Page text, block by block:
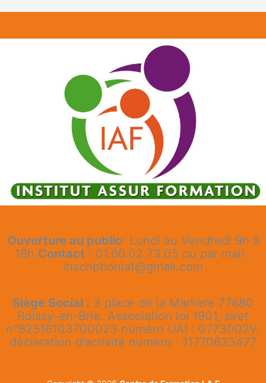
Ouverture au public: Lundi au Vendredi 9h à
18h Contact : 01.60.02.73.05 ou par mail :
inscriptioniaf@gmail.com
Siège Social : 3 place de la Marlière 77680
Roissy-en-Brie. Association loi 1901, siret
n°82516103700023 numéro UAI : 0773002V,
déclaration d’activité numéro : 11770623477